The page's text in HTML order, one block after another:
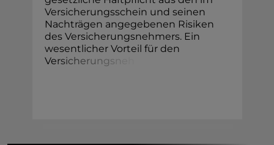
Versicherungsschein und seinen
Nachträgen angegebenen Risiken
des Versicherungsnehmers. Ein
wesentlicher Vorteil für den
Versicheru ngsn